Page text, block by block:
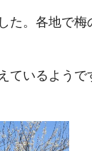
た。各地で梅
ているようで